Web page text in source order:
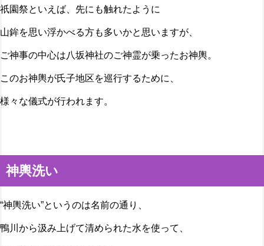
祇園祭といえば、先にも触れたように
山鉾を思い浮かべる方も多いかと思いますが、
ご神事の中心は八坂神社のご神霊が乗ったお神輿。
このお神輿が氏子地区を巡行するために、
様々な儀式が行われます。
神輿洗い
“神輿洗い”というのは名前の通り、
鴨川から汲み上げて清められた水を使って、